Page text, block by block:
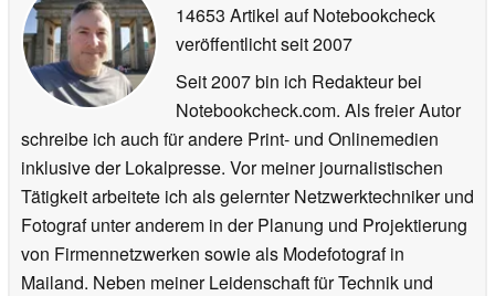
14653 Artikel auf Notebookcheck
veröffentlichtseit 2007
Seit 2007 bin ich Redakteur bei
Notebookcheck.com. Als freier Autor
schreibe ich auch für andere Print- und Onlinemedien
inklusive der Lokalpresse. Vor meiner journalistischen
Tätigkeit arbeitete ich als gelernter Netzwerktechniker und
Fotograf unter anderem in der Planung und Projektierung
von Firmennetzwerken sowie als Modefotograf in
Mailand. Neben meiner Leidenschaft für Technik und